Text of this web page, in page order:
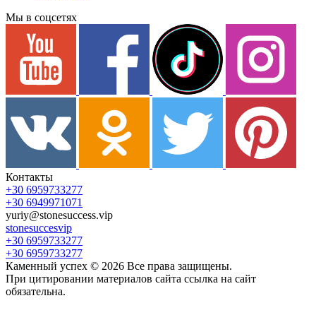
Мы в соцсетях
Контакты
+30 6959733277
+30 6949971071
yuriy@stonesuccess.vip
stonesuccesvip
+30 6959733277
+30 6959733277
Каменный успех © 2026 Все права защищены.
При цитировании материалов сайта ссылка на сайт
обязательна.